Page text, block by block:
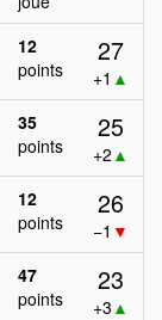
12
points
27
+1 ▲
35
points
25
+2 ▲
12
points
26
−1 ▼
47
points
23
+3 ▲